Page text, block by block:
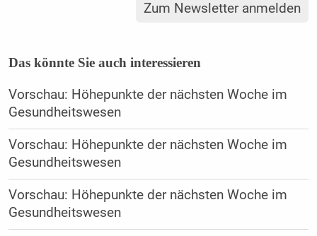
Zum Newsletter anmelden
Das könnte Sie auch interessieren
Vorschau: Höhepunkte der nächsten Woche im
Gesundheitswesen
Vorschau: Höhepunkte der nächsten Woche im
Gesundheitswesen
Vorschau: Höhepunkte der nächsten Woche im
Gesundheitswesen